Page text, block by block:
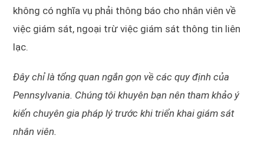
không có nghĩa vụ phải thông báo cho nhân viên về
việc giám sát, ngoại trừ việc giám sát thông tin liên
lạc.
Đây chỉ là tổng quan ngắn gọn về các quy định của
Pennsylvania. Chúng tôi khuyên bạn nên tham khảo ý
kiến chuyên gia pháp lý trước khi triển khai giám sát
nhân viên.